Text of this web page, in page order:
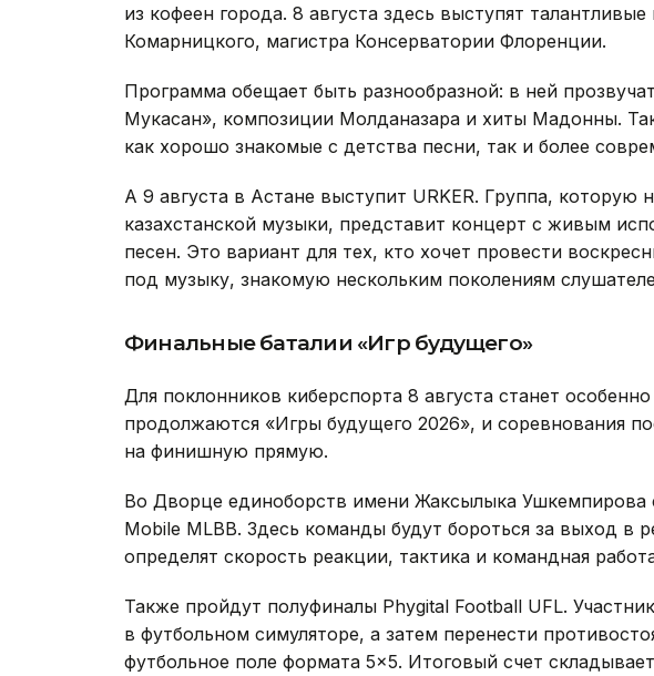
из кофеен города. 8 августа здесь выступят
Комарницкого, магистра Консерватории Флоренции.
Программа обещает быть разнообразной: в ней
Мукасан», композиции Молданазара и хиты Мадонны.
как хорошо знакомые с детства песни, так и более
А 9 августа в Астане выступит URKER. Группа, которую
казахстанской музыки, представит концерт с живым
песен. Это вариант для тех, кто хочет провести
под музыку, знакомую нескольким поколениям
Финальные баталии «Игр будущего»
Для поклонников киберспорта 8 августа станет
продолжаются «Игры будущего 2026», и соревнования
на финишную прямую.
Во Дворце единоборств имени Жаксылыка Ушкемпирова
Mobile MLBB. Здесь команды будут бороться за выход в
определят скорость реакции, тактика и командная
Также пройдут полуфиналы Phygital Football UFL.
в футбольном симуляторе, а затем перенести
футбольное поле формата 5×5. Итоговый счет